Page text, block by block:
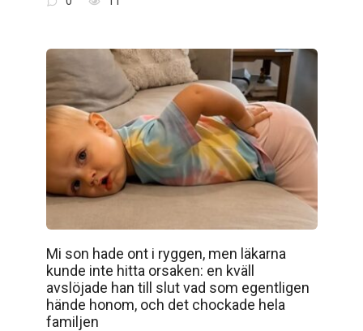
Mi son hade ont i ryggen, men läkarna
kunde inte hitta orsaken: en kväll
avslöjade han till slut vad som egentligen
hände honom, och det chockade hela
familjen